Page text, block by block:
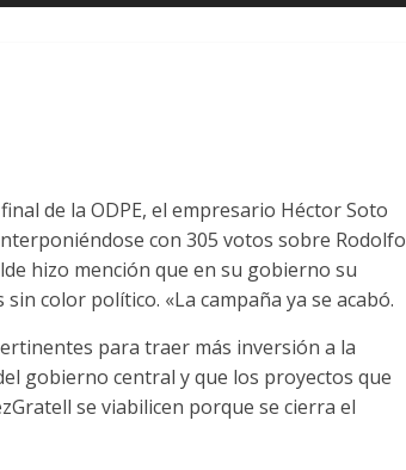
de la ODPE, el empresario Héctor Soto
con 305 votos sobre Rodolfo
hizo mención que en su gobierno su
color político. «La campaña ya se acabó.
para traer más inversión a la
gobierno central y que los proyectos que
se viabilicen porque se cierra el